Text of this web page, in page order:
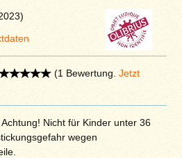
(1 Bewertung. Jetzt
Achtung! Nicht für Kinder unter 36
wegen